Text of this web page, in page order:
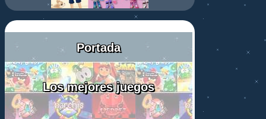
Portada
Los mejores juegos